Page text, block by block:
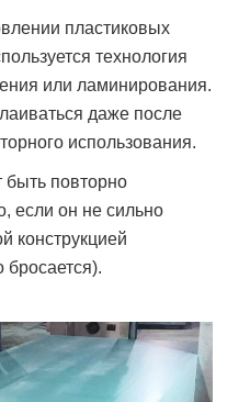
пластиковых
технология
или ламинирования.
даже после
использования.
повторно
если он не сильно
конструкцией
бросается).